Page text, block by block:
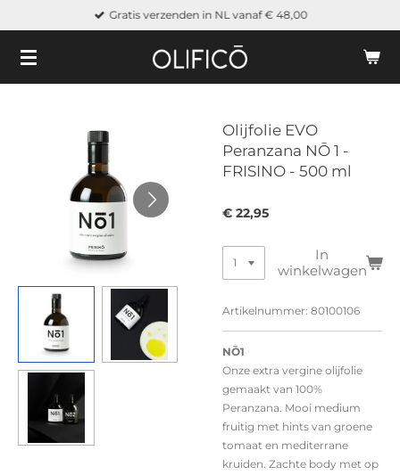
naar
Gratis verzenden in NL vanaf € 48,00
Olijfolie EVO
Peranzana NŌ 1 -
FRISINO - 500 ml
€ 22,95
In
winkelwagen
Artikelnummer: 80100106
NŌ1
Onze extra vergine olijfolie
gemaakt van 100%
Peranzana. Mooi medium
fruitig met hints van groene
tomaat en mediterrane
kruiden. Zachte body met op